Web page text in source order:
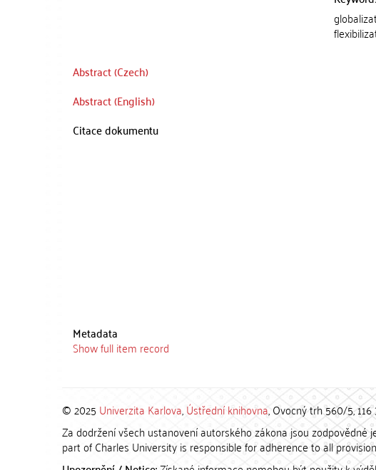
Abstract (Czech)
Abstract (English)
Citace dokumentu
Metadata
Show full item record
© 2025 Univerzita Karlova,Ústřední knihovna, Ovocný trh 560/5,
Za dodržení všech ustanovení autorského zákona jsou
part of Charles University is responsible for adherence to all